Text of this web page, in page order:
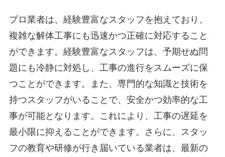
プロ業者は、経験豊富なスタッフを抱えており、
複雑な解体工事にも迅速かつ正確に対応すること
ができます。経験豊富なスタッフは、予期せぬ問
題にも冷静に対処し、工事の進行をスムーズに保
つことができます。また、専門的な知識と技術を
持つスタッフがいることで、安全かつ効率的な工
事が可能となります。これにより、工事の遅延を
最小限に抑えることができます。さらに、スタッ
フの教育や研修が行き届いている業者は、最新の